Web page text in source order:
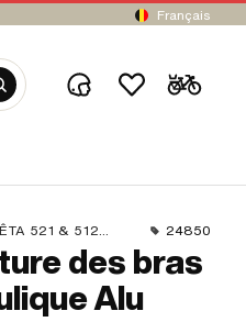
Français
& 512) · PIAGGIO 24850
des bras
Alu